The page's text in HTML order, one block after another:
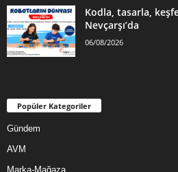
Kodla, tasarla,
Nevçarşı’da
06/08/2026
Popüler Kategoriler
Gündem
AVM
Marka-Mağaza